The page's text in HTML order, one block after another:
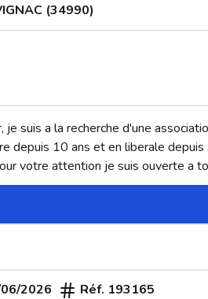
(34990)
je suis a la recherche d'une
depuis 10 ans et en liberale
votre attention je suis ouverte a
2026 Réf. 193165